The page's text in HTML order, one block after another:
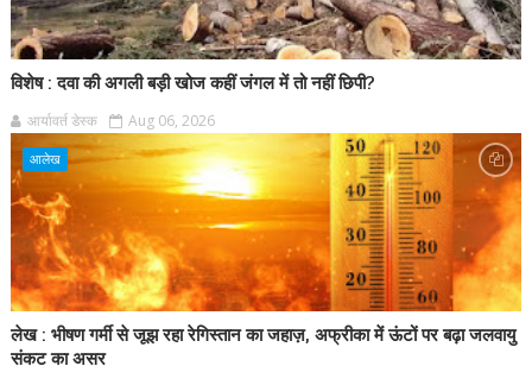
विशेष : दवा की अगली बड़ी खोज कहीं जंगल में तो नहीं छिपी?
आर्यावर्त डेस्क Aug 06, 2026
आलेख
लेख : भीषण गर्मी से जूझ रहा रेगिस्तान का जहाज़, अफ्रीका में ऊंटों पर बढ़ा जलवायु
संकट का असर